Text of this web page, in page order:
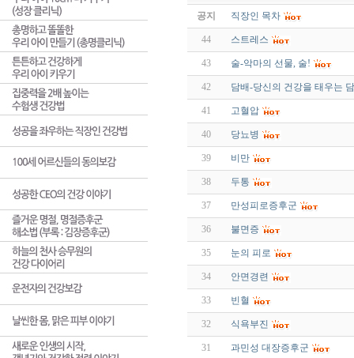
공지 직장인 목차
44 스트레스
43 술-악마의 선물, 술!
42 담배-당신의 건강을 태우는
41 고혈압
40 당뇨병
39 비만
38 두통
37 만성피로증후군
36 불면증
35 눈의 피로
34 안면경련
33 빈혈
32 식욕부진
31 과민성 대장증후군